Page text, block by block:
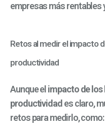
empresas más rentables
Retos al medir el impacto
productividad
Aunque el impacto de los
productividad es claro,
retos para medirlo, como: